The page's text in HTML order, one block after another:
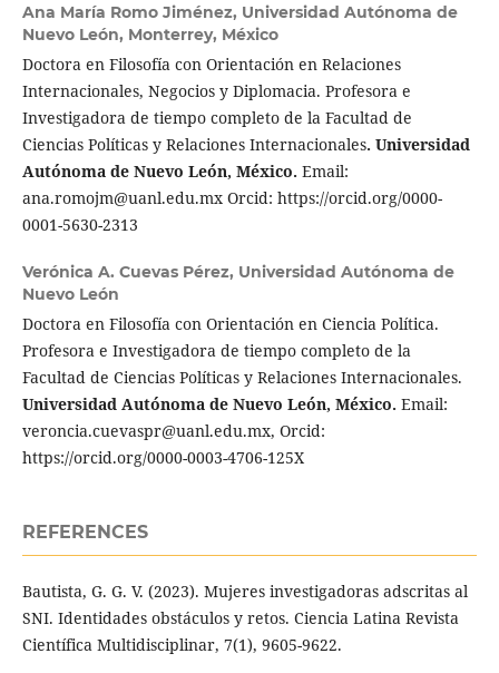
Ana María Romo Jiménez, Universidad Autónoma de
Nuevo León, Monterrey, México
Doctora en Filosofía con Orientación en Relaciones
Internacionales, Negocios y Diplomacia. Profesora e
Investigadora de tiempo completo de la Facultad de
Ciencias Políticas y Relaciones Internacionales. Universidad
Autónoma de Nuevo León, México. Email:
ana.romojm@uanl.edu.mx Orcid: https://orcid.org/0000-
0001-5630-2313
Verónica A. Cuevas Pérez, Universidad Autónoma de
Nuevo León
Doctora en Filosofía con Orientación en Ciencia Política.
Profesora e Investigadora de tiempo completo de la
Facultad de Ciencias Políticas y Relaciones Internacionales.
Universidad Autónoma de Nuevo León, México. Email:
veroncia.cuevaspr@uanl.edu.mx, Orcid:
https://orcid.org/0000-0003-4706-125X
REFERENCES
Bautista, G. G. V. (2023). Mujeres investigadoras adscritas al
SNI. Identidades obstáculos y retos. Ciencia Latina Revista
Científica Multidisciplinar, 7(1), 9605-9622.